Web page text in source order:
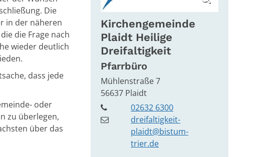
Die
in der näheren
die Frage nach
wieder deutlich
dass jede
oder
zu überlegen,
über das
Kirchengemeinde
Plaidt Heilige
Dreifaltigkeit
Pfarrbüro
Mühlenstraße 7
56637 Plaidt
02632 6300
dreifaltigkeit-
plaidt@bistum-
trier.de